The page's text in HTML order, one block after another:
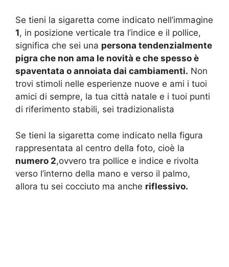
Se tieni la sigaretta come indicato nell’immagine
1, in posizione verticale tra l’indice e il pollice,
significa che sei una persona tendenzialmente
pigra che non ama le novità e che spesso è
spaventata o annoiata dai cambiamenti. Non
trovi stimoli nelle esperienze nuove e ami i tuoi
amici di sempre, la tua città natale e i tuoi punti
di riferimento stabili, sei tradizionalista
Se tieni la sigaretta come indicato nella figura
rappresentata al centro della foto, cioè la
numero 2,ovvero tra pollice e indice e rivolta
verso l’interno della mano e verso il palmo,
allora tu sei cocciuto ma anche riflessivo.